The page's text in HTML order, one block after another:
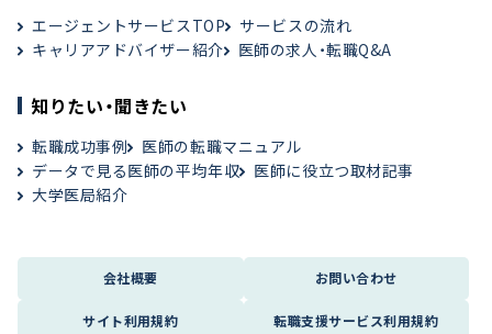
エージェントサービスTOP
サービスの流れ
キャリアアドバイザー紹介
医師の求人・転職Q&A
知りたい・聞きたい
転職成功事例
医師の転職マニュアル
データで見る医師の平均年収
医師に役立つ取材記事
大学医局紹介
会社概要 お問い合わせ
サイト利用規約 転職支援サービス利用規約